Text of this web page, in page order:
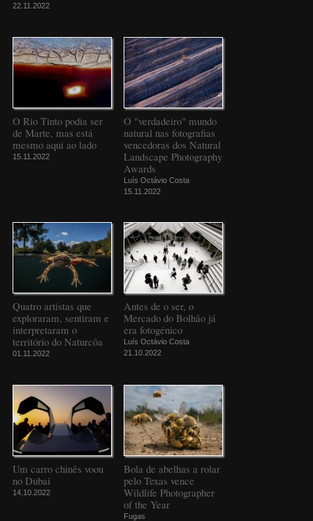
22.11.2022
O Rio Tinto podia ser
de Marte, mas está
mesmo aqui ao lado
15.11.2022
O "verdadeiro" mundo
natural nas fotografias
vencedoras dos Natural
Landscape Photography
Awards
Luís Octávio Costa
15.11.2022
Quatro artistas que
exploraram, sentiram e
interpretaram o
território do Naturcôa
01.11.2022
Antes de o ser, o
Mercado do Bolhão já
era fotogénico
Luís Octávio Costa
21.10.2022
Um carro chinês voou
no Dubai
14.10.2022
Bola de abelhas a rolar
pelo Texas vence
Wildlife Photographer
of the Year
Fugas